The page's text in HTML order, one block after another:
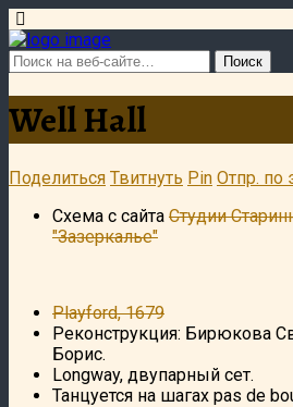
Well Hall
Поделиться Твитнуть Pin Отпр. по
Схема с сайта Студии
"Зазеркалье"
Playford, 1679
Реконструкция: Бирюкова
Борис.
Longway, двупарный сет.
Танцуется на шагах pas de